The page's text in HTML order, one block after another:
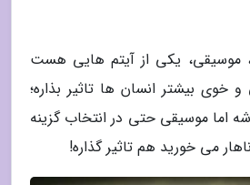
موسیقی، یکی از آیتم هایی هست
خوی بیشتر انسان ها تاثیر بذاره؛
اما موسیقی حتی در انتخاب گزینه
می خورید هم تاثیر گذاره!